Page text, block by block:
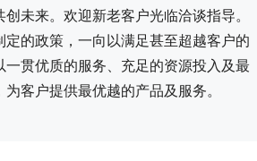
未来。欢迎新老客户光临洽谈指导。
定的政策，一向以满足甚至超越客户的
一贯优质的服务、充足的资源投入及最
客户提供最优越的产品及服务。